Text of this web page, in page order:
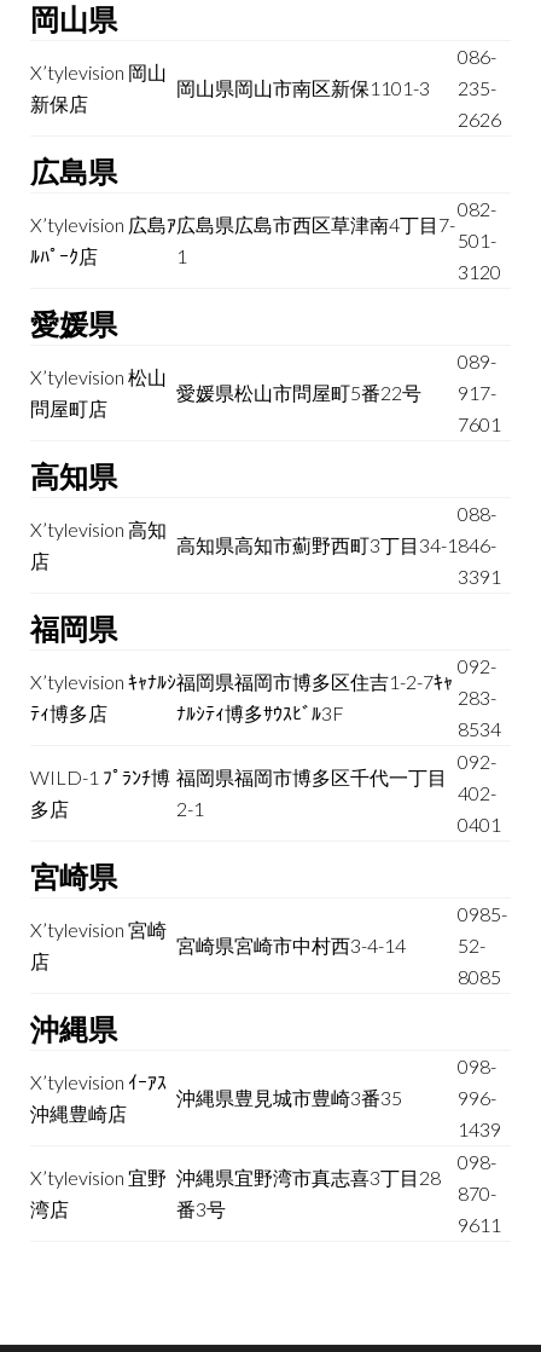
岡山県
X’tylevision 岡山
新保店
岡山県岡山市南区新保1101-3
086-
235-
2626
広島県
X’tylevision 広島ｱ
ﾙﾊﾟｰｸ店
広島県広島市西区草津南4丁目7-
1
082-
501-
3120
愛媛県
X’tylevision 松山
問屋町店
愛媛県松山市問屋町5番22号
089-
917-
7601
高知県
X’tylevision 高知
店
高知県高知市薊野西町3丁目34-1
088-
846-
3391
福岡県
X’tylevision ｷｬﾅﾙｼ
ﾃｨ博多店
福岡県福岡市博多区住吉1-2-7ｷｬ
ﾅﾙｼﾃｨ博多ｻｳｽﾋﾞﾙ3F
092-
283-
8534
WILD-1 ﾌﾟﾗﾝﾁ博
多店
福岡県福岡市博多区千代一丁目
2-1
092-
402-
0401
宮崎県
X’tylevision 宮崎
店
宮崎県宮崎市中村西3-4-14
0985-
52-
8085
沖縄県
X’tylevision ｲｰｱｽ
沖縄豊崎店
沖縄県豊見城市豊崎3番35
098-
996-
1439
X’tylevision 宜野
湾店
沖縄県宜野湾市真志喜3丁目28
番3号
098-
870-
9611